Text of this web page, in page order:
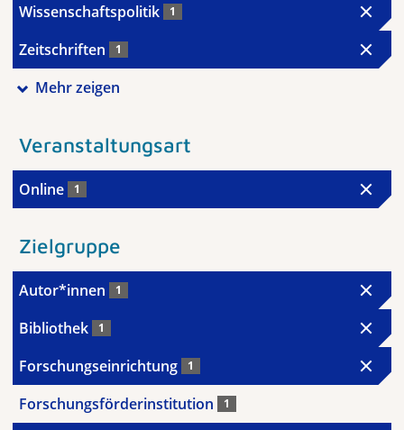
Wissenschaftspolitik 1
Zeitschriften 1
Mehr zeigen
Veranstaltungsart
Online 1
Zielgruppe
Autor*innen 1
Bibliothek 1
Forschungseinrichtung 1
Forschungsförderinstitution 1